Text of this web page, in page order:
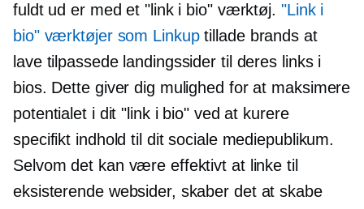
fuldt ud er med et "link i bio" værktøj. "Link i
bio" værktøjer som Linkuptillade brands at
lave tilpassede landingssider til deres links i
bios. Dette giver dig mulighed for at maksimere
potentialet i dit "link i bio" ved at kurere
specifikt indhold til dit sociale mediepublikum.
Selvom det kan være effektivt at linke til
eksisterende websider, skaber det at skabe